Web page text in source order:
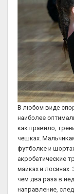
В любом виде
наиболее
как правило,
чешках.
футболке и
акробатические
майках и лосинах.
чем два раза в
направление,